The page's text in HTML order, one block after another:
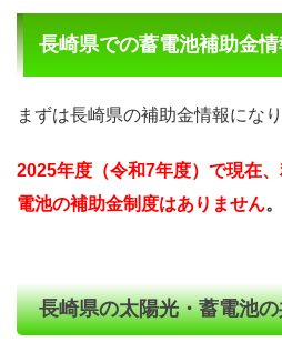
長崎県での蓄電池補助金情
まずは長崎県の補助金情報になり
2025年度（令和7年度）で現在
電池の補助金制度はありません。
長崎県の太陽光・蓄電池